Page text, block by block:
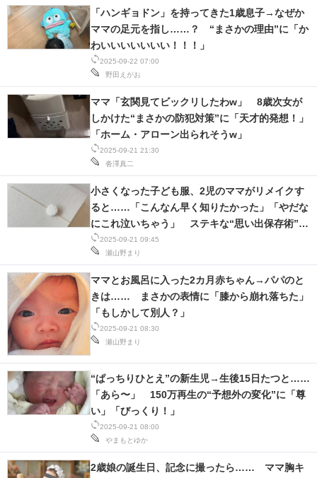
2025-09-22 07:00
野田えがお
「ハンギョドン」を持ってきた1歳息子→なぜか
ママの足元を指し……？ “まさかの理由”に「か
わいいいいいいい！！！」
2025-09-21 21:30
沓澤真二
ママ「玄関見てビックリしたわw」 8歳次女が
しかけた“まさかの防犯対策”に「天才的発想！」
「ホーム・アローン出られそうw」
2025-09-21 09:45
瀬山野まり
小さくなった子ども服、2児のママがリメイクす
ると……「こんなん早く知りたかった」「やだな
にこれ泣いちゃう」 ステキな“思い出保存術”に
共感
2025-09-21 08:30
瀬山野まり
ママとお風呂に入った2カ月赤ちゃん→パパのと
きは…… まさかの表情に「膝から崩れ落ちた」
「もしかして別人？」
2025-09-21 08:00
やまもとゆか
“ぱっちりひとえ”の新生児→生後15日たつと……
「あら〜」 150万再生の“予想外の変化”に「尊
い」「びっくり！」
2歳娘の誕生日、記念に撮ったら…… ママ胸キ